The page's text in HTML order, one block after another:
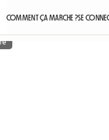
COMMENT ÇA MARCHE ?SE